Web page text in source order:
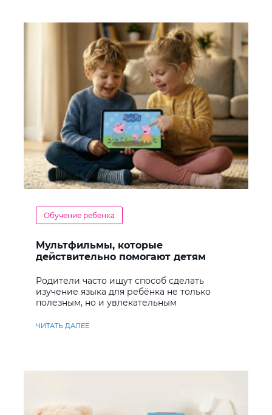
Обучение ребенка
Мультфильмы, которые
действительно помогают детям
Родители часто ищут способ сделать
изучение языка для ребёнка не только
полезным, но и увлекательным
ЧИТАТЬ ДАЛЕЕ